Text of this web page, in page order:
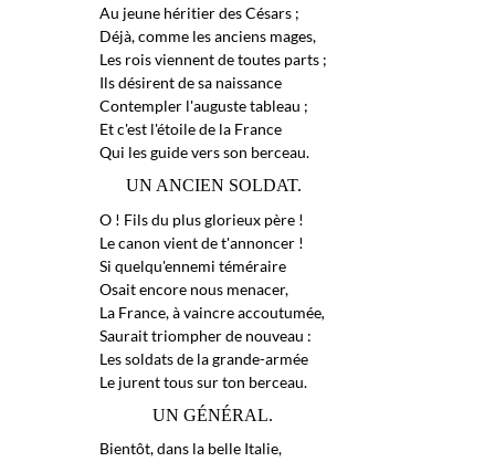
Au jeune héritier des Césars ;
Déjà, comme les anciens mages,
Les rois viennent de toutes parts ;
Ils désirent de sa naissance
Contempler l'auguste tableau ;
Et c'est l'étoile de la France
Qui les guide vers son berceau.
UN ANCIEN SOLDAT.
O ! Fils du plus glorieux père !
Le canon vient de t'annoncer !
Si quelqu'ennemi téméraire
Osait encore nous menacer,
La France, à vaincre accoutumée,
Saurait triompher de nouveau :
Les soldats de la grande-armée
Le jurent tous sur ton berceau.
UN GÉNÉRAL.
Bientôt, dans la belle Italie,